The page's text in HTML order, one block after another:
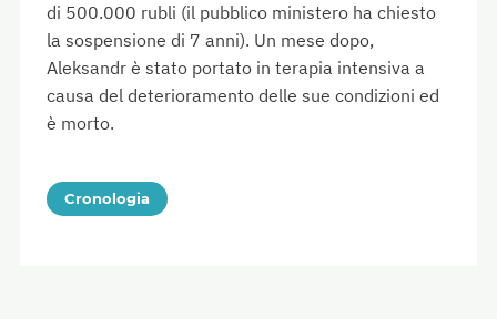
di 500.000 rubli (il pubblico ministero ha chiesto
la sospensione di 7 anni). Un mese dopo,
Aleksandr è stato portato in terapia intensiva a
causa del deterioramento delle sue condizioni ed
è morto.
Cronologia